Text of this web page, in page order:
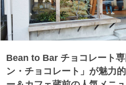
Bean to Bar チョコレート
ン・チョコレート」が魅力